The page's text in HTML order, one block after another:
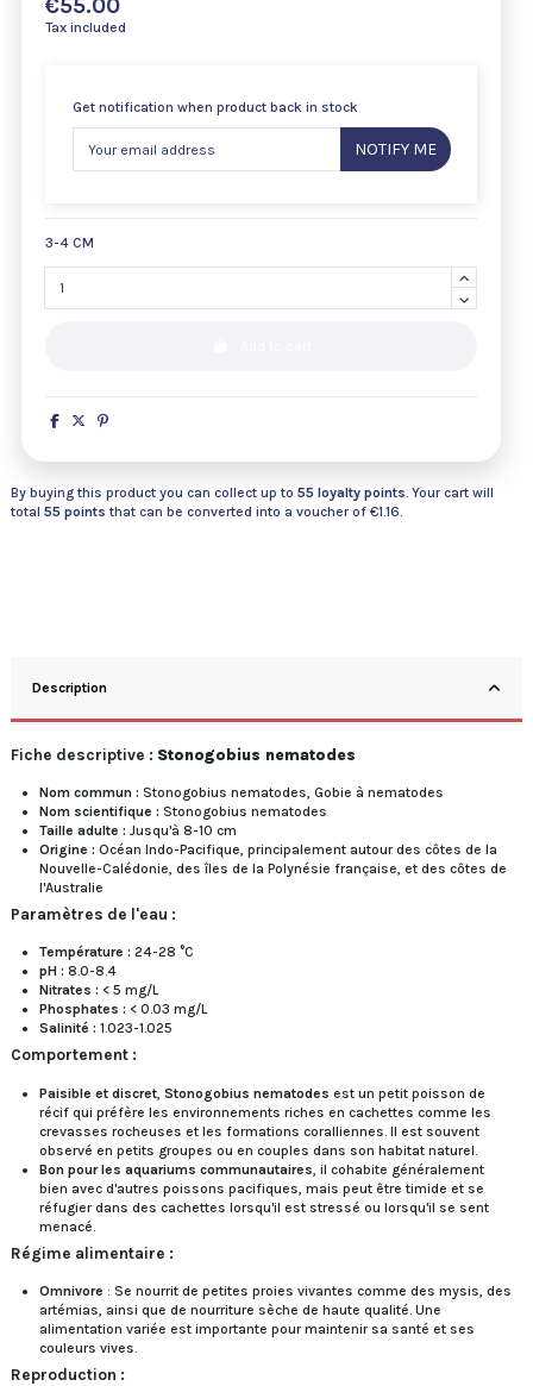
Tax included
Get notification when product back in stock
NOTIFY ME
3-4 CM
By buying this product you can collect up to 55 loyalty points. Your cart will
total 55 points that can be converted into a voucher of €1.16.
Description
Fiche descriptive : Stonogobius nematodes
Nom commun : Stonogobius nematodes, Gobie à nematodes
Nom scientifique : Stonogobius nematodes
Taille adulte : Jusqu'à 8-10 cm
Origine : Océan Indo-Pacifique, principalement autour des côtes de la
Nouvelle-Calédonie, des îles de la Polynésie française, et des côtes de
l'Australie
Paramètres de l'eau :
Température : 24-28 °C
pH : 8.0-8.4
Nitrates : < 5 mg/L
Phosphates : < 0.03 mg/L
Salinité : 1.023-1.025
Comportement :
Paisible et discret Stonogobius nematodes est un petit poisson de
récif qui préfère les environnements riches en cachettes comme les
crevasses rocheuses et les formations coralliennes. Il est souvent
observé en petits groupes ou en couples dans son habitat naturel.
Bon pour les aquariums communautaires , il cohabite généralement
bien avec d'autres poissons pacifiques, mais peut être timide et se
réfugier dans des cachettes lorsqu'il est stressé ou lorsqu'il se sent
menacé.
Régime alimentaire :
Omnivore : Se nourrit de petites proies vivantes comme des mysis, des
artémias, ainsi que de nourriture sèche de haute qualité. Une
alimentation variée est importante pour maintenir sa santé et ses
couleurs vives.
Reproduction :